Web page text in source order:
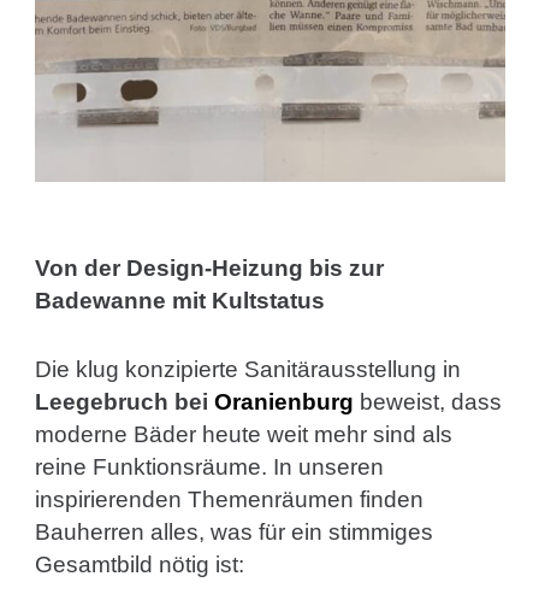
Von der Design-Heizung bis zur
Badewanne mit Kultstatus
Die klug konzipierte Sanitärausstellung in
Leegebruch bei Oranienburg beweist, dass
moderne Bäder heute weit mehr sind als
reine Funktionsräume. In unseren
inspirierenden Themenräumen finden
Bauherren alles, was für ein stimmiges
Gesamtbild nötig ist: